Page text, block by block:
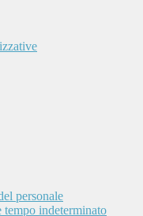
personale
tempo indeterminato